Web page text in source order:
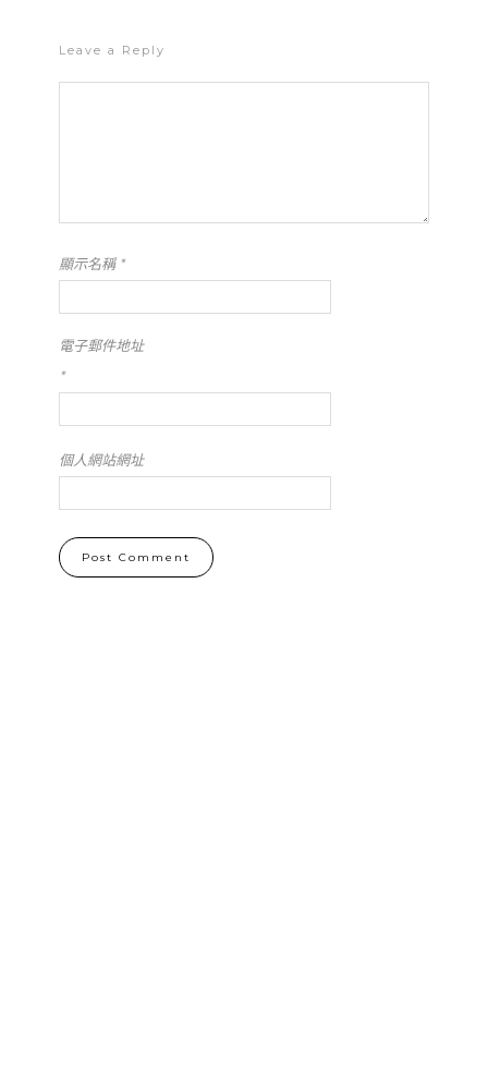
Leave a Reply
顯示名稱*
電子郵件地址
*
個人網站網址